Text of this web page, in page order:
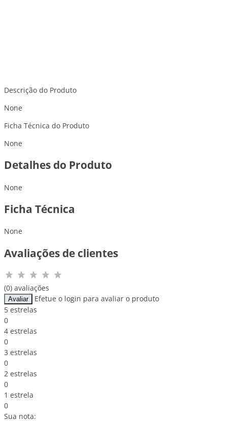
Descrição do Produto
None
Ficha Técnica do Produto
None
Detalhes do Produto
None
Ficha Técnica
None
Avaliações de clientes
(0) avaliações
Avaliar
Efetue o login para avaliar o produto
5 estrelas
0
4 estrelas
0
3 estrelas
0
2 estrelas
0
1 estrela
0
Sua nota: